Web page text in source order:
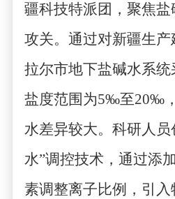
疆科技特派团，聚焦
攻关。通过对新疆生
拉尔市地下盐碱水系
盐度范围为5‰至20‰
水差异较大。科研人员
水”调控技术，通过添
素调整离子比例，引